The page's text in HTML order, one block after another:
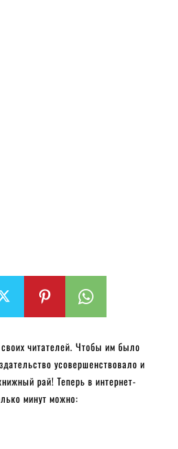
читателей. Чтобы им было
усовершенствовало и
рай! Теперь в интернет-
минут можно: